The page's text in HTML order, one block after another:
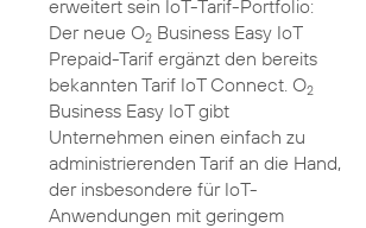
erweitert sein IoT-Tarif-Portfolio:
Der neue O2Business Easy IoT
Prepaid-Tarif ergänzt den bereits
bekannten Tarif IoT Connect. O2
Business Easy IoT gibt
Unternehmen einen einfach zu
administrierenden Tarif an die Hand,
der insbesondere für IoT-
Anwendungen mit geringem